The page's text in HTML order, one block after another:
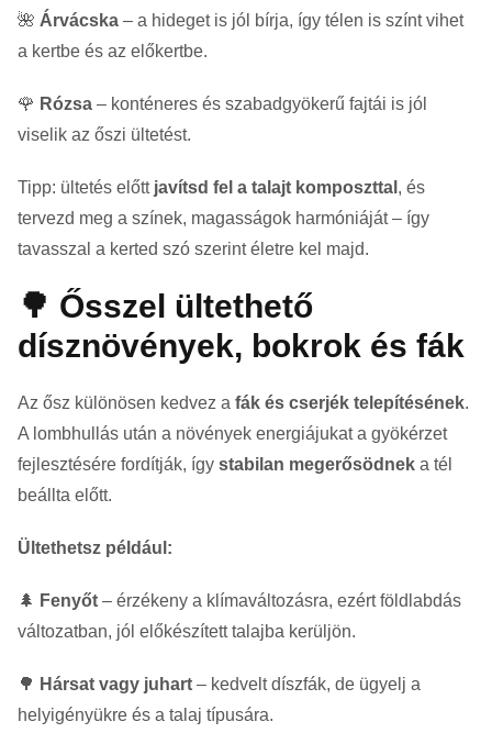
🌺 Árvácska – a hideget is jól bírja, így télen is színt vihet
a kertbe és az előkertbe.
🌹 Rózsa – konténeres és szabadgyökerű fajtái is jól
viselik az őszi ültetést.
Tipp: ültetés előtt javítsd fel a talajt komposzttal , és
tervezd meg a színek, magasságok harmóniáját – így
tavasszal a kerted szó szerint életre kel majd.
🌳 Ősszel ültethető
dísznövények, bokrok és fák
Az ősz különösen kedvez a fák és cserjék telepítésének.
A lombhullás után a növények energiájukat a gyökérzet
fejlesztésére fordítják, így stabilan megerősödnek a tél
beállta előtt.
Ültethetsz például:
🌲 Fenyőt – érzékeny a klímaváltozásra, ezért földlabdás
változatban, jól előkészített talajba kerüljön.
🌳 Hársat vagy juhart – kedvelt díszfák, de ügyelj a
helyigényükre és a talaj típusára.